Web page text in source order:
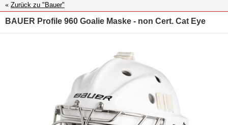
Zurück zu "Bauer"
BAUER Profile 960 Goalie Maske - non Cert. Cat Eye